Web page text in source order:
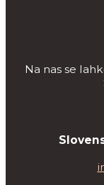
Na nas se